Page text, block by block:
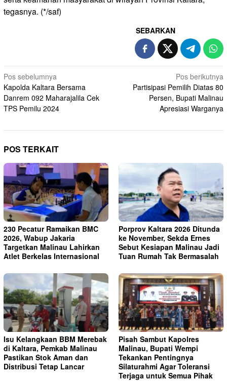
tegasnya. (*/saf)
SEBARKAN
Navigasi
pos
Pos sebelumnya
Kapolda Kaltara Bersama
Danrem 092 Maharajalila Cek
TPS Pemilu 2024
Pos berikutnya
Partisipasi Pemilih Diatas 80
Persen, Bupati Malinau
Apresiasi Warganya
POS TERKAIT
230 Pecatur Ramaikan BMC
2026, Wabup Jakaria
Targetkan Malinau Lahirkan
Atlet Berkelas Internasional
Porprov Kaltara 2026 Ditunda
ke November, Sekda Ernes
Sebut Kesiapan Malinau Jadi
Tuan Rumah Tak Bermasalah
Isu Kelangkaan BBM Merebak
di Kaltara, Pemkab Malinau
Pastikan Stok Aman dan
Distribusi Tetap Lancar
Pisah Sambut Kapolres
Malinau, Bupati Wempi
Tekankan Pentingnya
Silaturahmi Agar Toleransi
Terjaga untuk Semua Pihak